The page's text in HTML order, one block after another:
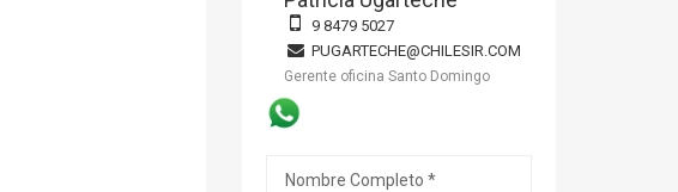
9 8479 5027
PUGARTECHE@CHILESIR.COM
Gerente oficina Santo Domingo